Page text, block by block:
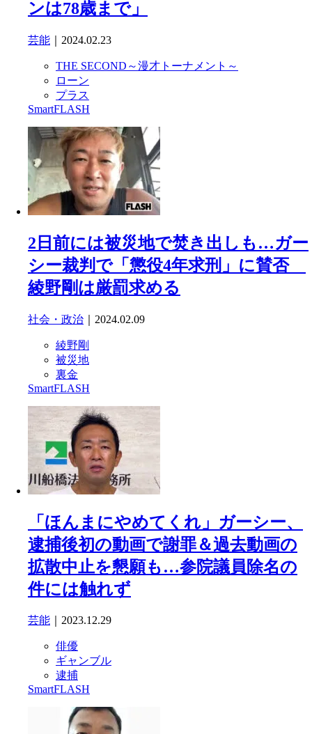
ンは78歳まで」
芸能 ｜2024.02.23
THE SECOND～漫才トーナメント～
ローン
プラス
SmartFLASH
2日前には被災地で焚き出しも…ガー
シー裁判で「懲役4年求刑」に賛否
綾野剛は厳罰求める
社会・政治 ｜2024.02.09
綾野剛
被災地
裏金
SmartFLASH
「ほんまにやめてくれ」ガーシー、
逮捕後初の動画で謝罪＆過去動画の
拡散中止を懇願も…参院議員除名の
件には触れず
芸能 ｜2023.12.29
俳優
ギャンブル
逮捕
SmartFLASH